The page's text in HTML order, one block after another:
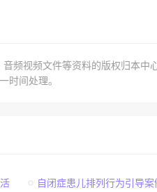
频视频文件等资料的版权归本
时间处理。
自闭症患儿排列行为引导案